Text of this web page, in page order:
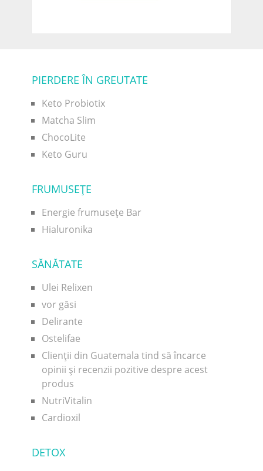
PIERDERE ÎN GREUTATE
Keto Probiotix
Matcha Slim
ChocoLite
Keto Guru
FRUMUSEŢE
Energie frumusețe Bar
Hialuronika
SĂNĂTATE
Ulei Relixen
vor găsi
Delirante
Ostelifae
Clienții din Guatemala tind să încarce
opinii și recenzii pozitive despre acest
produs
NutriVitalin
Cardioxil
DETOX